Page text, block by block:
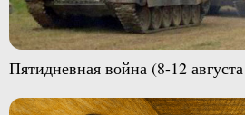
Пятидневная война (8-12